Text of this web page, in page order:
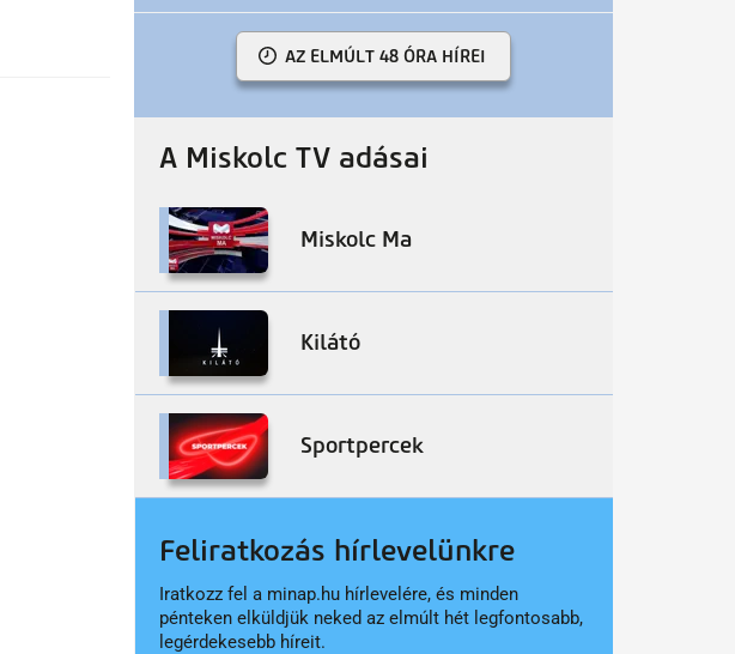
AZ ELMÚLT 48 ÓRA HÍREI
A Miskolc TV adásai
Miskolc Ma
Kilátó
Sportpercek
Feliratkozás hírlevelünkre
Iratkozz fel a minap.hu hírlevelére, és minden
pénteken elküldjük neked az elmúlt hét legfontosabb,
legérdekesebb híreit.